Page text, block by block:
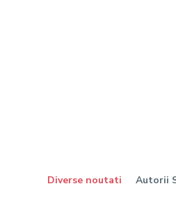
Diverse noutati Autorii